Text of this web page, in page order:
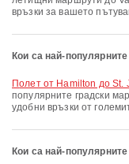
връзки за вашето
Кои са най-
полет от Hamilton до St.
популярните градски
удобни връзки от
Кои са най-